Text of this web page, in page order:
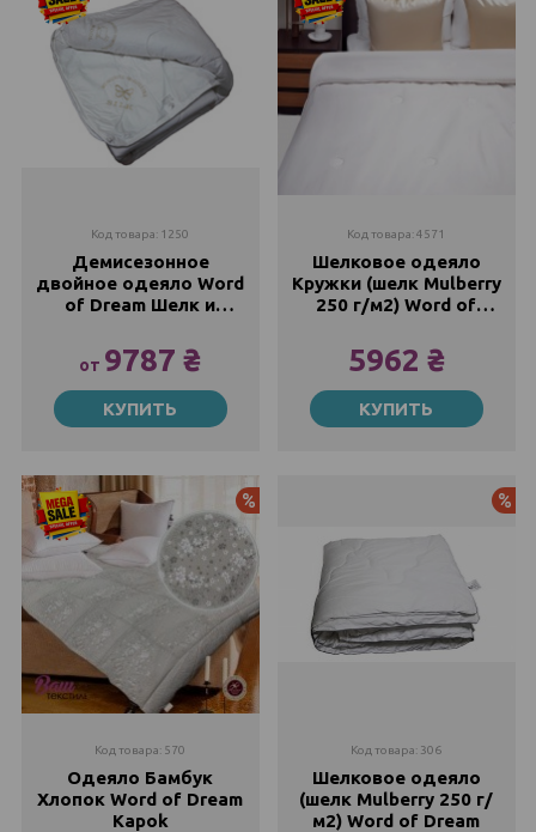
Код товара: 1250
Демисезонное
двойное одеяло Word
of Dream Шелк и
от 9787 ₴
145х205
9787 ₴
11787 ₴
КУПИТЬ
Код товара: 4571
Шелковое одеяло
Кружки (шелк Mulberry
250 г/м2) Word of
5962 ₴
145х205
5962 ₴КУПИТЬ
Код товара: 570
Одеяло Бамбук
Хлопок Word of Dream
Kapok
Код товара: 306
Шелковое одеяло
(шелк Mulberry 250 г/
м2) Word of Dream